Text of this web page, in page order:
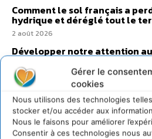
Gérer le
cookies
Nous utilisons des technologies
stocker et/ou accéder aux
Nous le faisons pour améliorer
Consentir à ces technologies nous
Comment le sol français a
hydrique et déréglé tout le
2 août 2026
Développer notre attention
non humaines avec les
30 juillet 2026
Un kit citoyen pour lever les
développement des forêts
villes
29 juillet 2026